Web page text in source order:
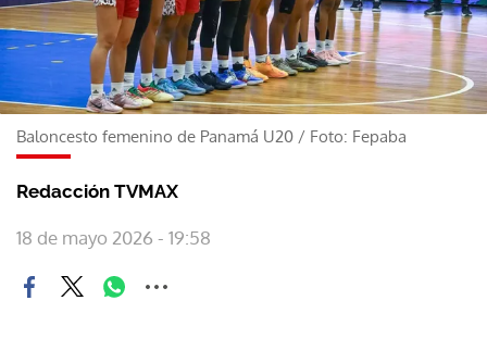
Baloncesto femenino de Panamá U20 / Foto: Fepaba
Redacción TVMAX
18 de mayo 2026 - 19:58